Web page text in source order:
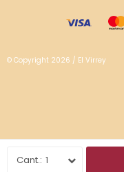
1
© Copyright 2026 / El Virrey